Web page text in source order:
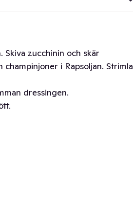
Skiva zucchinin och skär
i Rapsoljan. Strimla
dressingen.